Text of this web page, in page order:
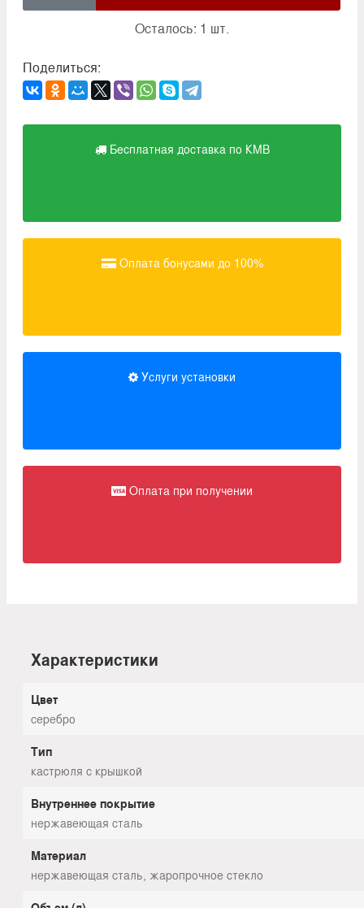
Осталось: 1 шт.
Поделиться:
Бесплатная доставка по КМВ
Оплата бонусами до 100%
Услуги установки
Оплата при получении
Характеристики
Цвет
серебро
Тип
кастрюля с крышкой
Внутреннее покрытие
нержавеющая сталь
Материал
нержавеющая сталь, жаропрочное стекло